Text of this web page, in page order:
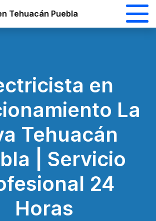
Tehuacán Puebla
en
La
Tehuacán
| Servicio
24
Horas